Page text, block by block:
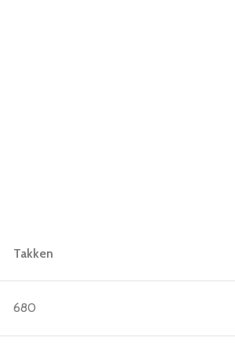
Takken
680